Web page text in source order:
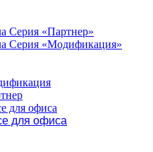
Серия «Партнер»
Серия «Модификация»
для офиса